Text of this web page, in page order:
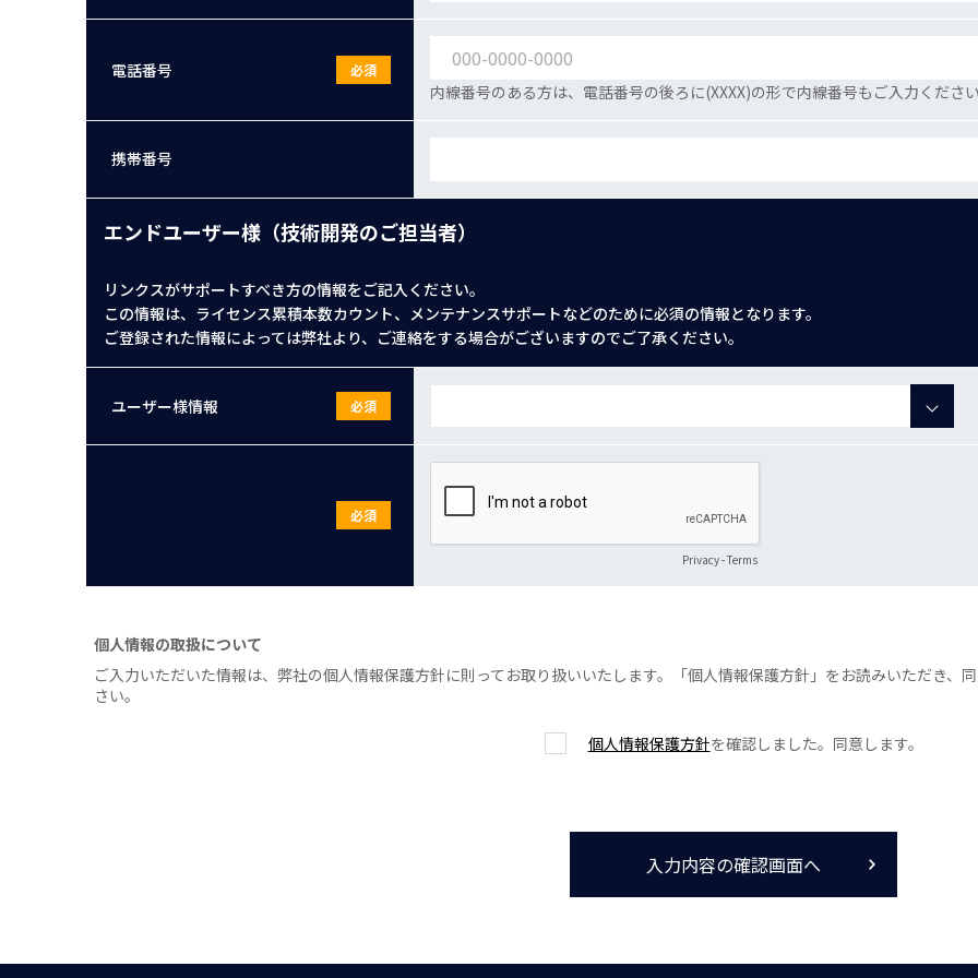
電話番号 必須
内線番号のある方は、電話番号の後ろに(XXXX)の形で内線番号もご入力くださ
携帯番号
エンドユーザー様（技術開発のご担当者）
リンクスがサポートすべき方の情報をご記入ください。
この情報は、ライセンス累積本数カウント、メンテナンスサポートなどのために必須の情報となります。
ご登録された情報によっては弊社より、ご連絡をする場合がございますのでご了承ください。
ユーザー様情報 必須
必須
Privacy-Terms
個人情報の取扱について
ご入力いただいた情報は、弊社の個人情報保護方針に則ってお取り扱いいたします。「個人情報保護方針」をお読みいただき、
さい。
個人情報保護方針を確認しました。同意します。
入力内容の確認画面へ